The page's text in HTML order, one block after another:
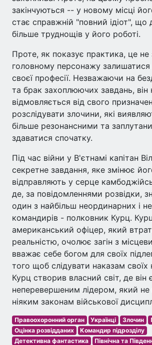
закінчуються -- у новому місці
стає справжній "повний ідіот",
більше труднощів у його роботі.
Проте, як показує практика, це не
головному персонажу залишатися
своєї професії. Незважаючи на
та брак захоплюючих завдань, він
відмовляється від свого
розслідувати злочини, які
більше резонансними та
здаватися спочатку.
Під час війни у В'єтнамі капітан
секретне завдання, яке змінює
відправляють у серце
де, за повідомленнями розвідки,
один з найбільш неординарних і
командирів - полковник Курц.
американський офіцер, який
реальністю, очолює загін з
вважає себе богом для своїх
того щоб слідувати наказам своїх
Курц створив власний світ, де він
неперевершеним лідером, який не
ніяким законам військової
Правоохоронний орган Українці Злочин
Оцінка розвідданих
Командир підрозділу
Детективна фантастика
Північна та